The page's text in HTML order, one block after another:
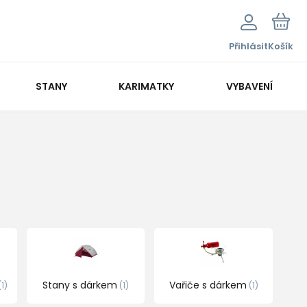
PřihlásitKošík
STANY KARIMATKY VYBAVENÍ
1 Stany s dárkem 1 Vařiče s dárkem 1